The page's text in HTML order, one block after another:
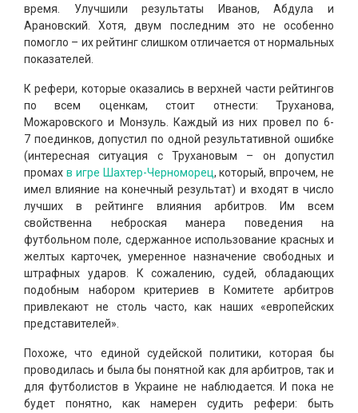
время. Улучшили результаты Иванов, Абдула и
Арановский. Хотя, двум последним это не особенно
помогло – их рейтинг слишком отличается от нормальных
показателей.
К рефери, которые оказались в верхней части рейтингов
по всем оценкам, стоит отнести: Труханова,
Можаровского и Монзуль. Каждый из них провел по 6-
7 поединков, допустил по одной результативной ошибке
(интересная ситуация с Трухановым – он допустил
промах в игре Шахтер-Черноморец, который, впрочем, не
имел влияние на конечный результат) и входят в число
лучших в рейтинге влияния арбитров. Им всем
свойственна неброская манера поведения на
футбольном поле, сдержанное использование красных и
желтых карточек, умеренное назначение свободных и
штрафных ударов. К сожалению, судей, обладающих
подобным набором критериев в Комитете арбитров
привлекают не столь часто, как наших «европейских
представителей».
Похоже, что единой судейской политики, которая бы
проводилась и была бы понятной как для арбитров, так и
для футболистов в Украине не наблюдается. И пока не
будет понятно, как намерен судить рефери: быть